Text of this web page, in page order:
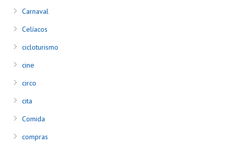
Carnaval
Celíacos
cicloturismo
cine
circo
cita
Comida
compras